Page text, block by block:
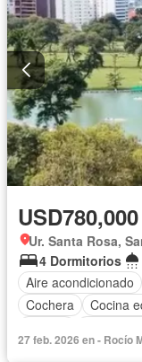
USD780,000
Ur. Santa Rosa,
4 Dormitorios
Aire acondicionado
Cochera
Cocina
Patio
Vigilante
27 feb. 2026 en - Rocío